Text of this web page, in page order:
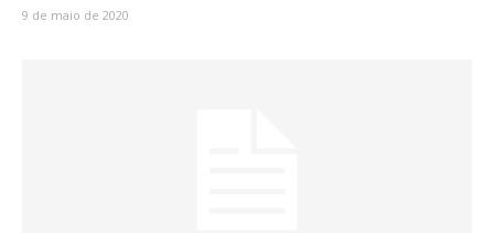
9 de maio de 2020